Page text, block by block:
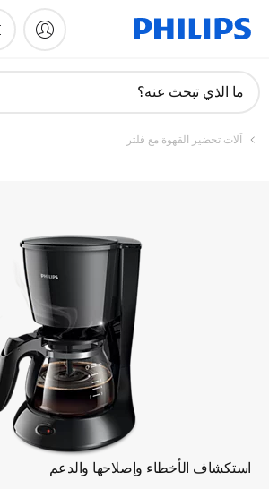
دعم
ما الذي تبحث عنه؟
آلات تحضير القهوة مع فلتر
استكشاف الأخطاء وإصلاحها والدعم
تسجيل المنتج